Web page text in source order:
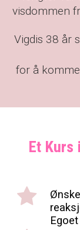
visdommen
Vigdis 38 år
for å
Et Kurs